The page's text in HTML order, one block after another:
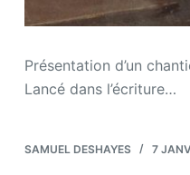
Présentation d’un
Lancé dans l’écriture…
SAMUEL DESHAYES 7